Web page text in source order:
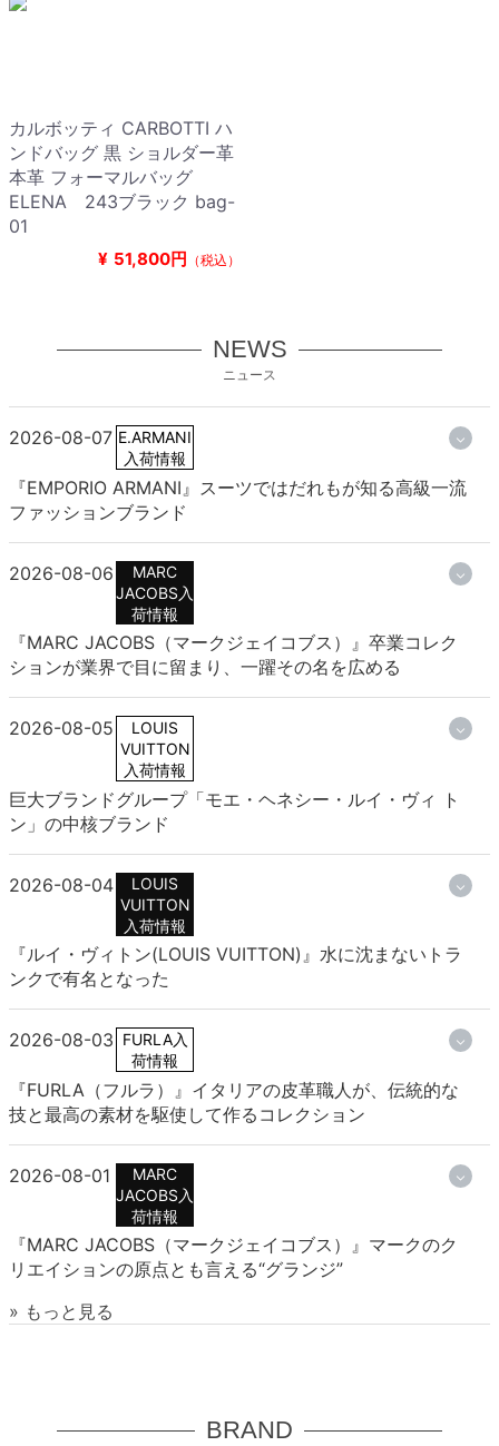
カルボッティ CARBOTTI ハ
ンドバッグ 黒 ショルダー革
本革 フォーマルバッグ
ELENA 243ブラック bag-
01
¥ 51,800円 （税込）
NEWS
ニュース
2026-08-07 E.ARMANI
入荷情報
『EMPORIO ARMANI』スーツではだれもが知る高級一流
ファッションブランド
2026-08-06
MARC
JACOBS入
荷情報
『MARC JACOBS（マークジェイコブス）』卒業コレク
ションが業界で目に留まり、一躍その名を広める
2026-08-05
LOUIS
VUITTON
入荷情報
巨大ブランドグループ「モエ・ヘネシー・ルイ・ヴィ ト
ン」の中核ブランド
2026-08-04
LOUIS
VUITTON
入荷情報
『ルイ・ヴィトン(LOUIS VUITTON)』水に沈まないトラ
ンクで有名となった
2026-08-03 FURLA入
荷情報
『FURLA（フルラ）』イタリアの皮革職人が、伝統的な
技と最高の素材を駆使して作るコレクション
2026-08-01
MARC
JACOBS入
荷情報
『MARC JACOBS（マークジェイコブス）』マークのク
リエイションの原点とも言える“グランジ”
» もっと見る
BRAND